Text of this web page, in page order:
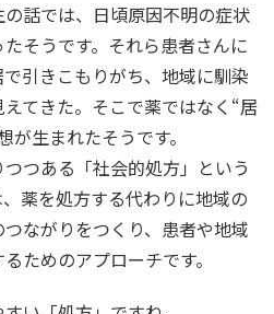
の話では、日頃原因不明の症状
そうです。それら患者さんに
引きこもりがち、地域に馴染
てきた。そこで薬ではなく“居
生まれたそうです。
つある「社会的処方」という
薬を処方する代わりに地域の
ながりをつくり、患者や地域
ためのアプローチです。